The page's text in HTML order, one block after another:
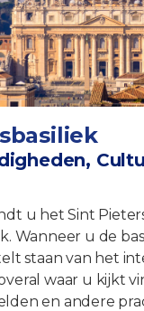
u het Sint
Wanneer u de
staan van het
waar u kijkt
en andere